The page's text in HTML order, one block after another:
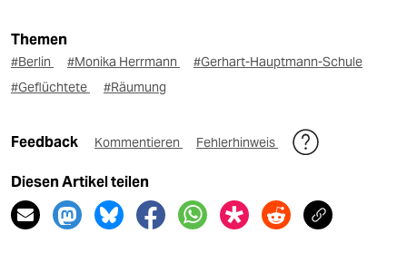
Themen
#Berlin #Monika Herrmann
#Gerhart-Hauptmann-Schule
#Geflüchtete
#Räumung
Feedback Kommentieren Fehlerhinweis
Diesen Artikel teilen